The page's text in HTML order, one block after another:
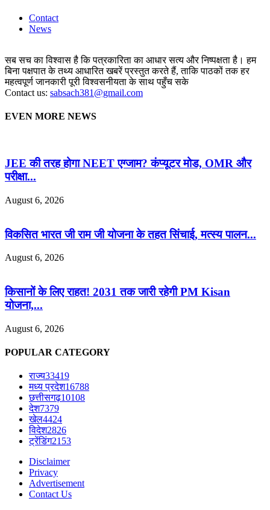
Contact
News
सब सच का विश्वास है कि पत्रकारिता का आधार सत्य और निष्पक्षता है। हम
बिना पक्षपात के तथ्य आधारित खबरें प्रस्तुत करते हैं, ताकि पाठकों तक हर
महत्वपूर्ण जानकारी पूरी विश्वसनीयता के साथ पहुँच सके
Contact us: sabsach381@gmail.com
EVEN MORE NEWS
JEE की तरह होगा NEET एग्जाम? कंप्यूटर मोड, OMR और
परीक्षा...
August 6, 2026
विकसित भारत जी राम जी योजना के तहत सिंचाई, मत्स्य पालन...
August 6, 2026
किसानों के लिए राहत! 2031 तक जारी रहेगी PM Kisan
योजना,...
August 6, 2026
POPULAR CATEGORY
राज्य33419
मध्य प्रदेश16788
छत्तीसगढ़10108
देश7379
खेल4424
विदेश2826
ट्रेंडिंग2153
Disclaimer
Privacy
Advertisement
Contact Us